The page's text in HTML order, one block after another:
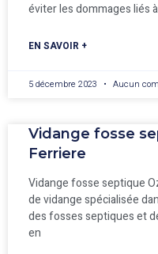
éviter les dommages liés
EN SAVOIR +
5 décembre 2023 Aucun
Vidange fosse
Ferriere
Vidange fosse septique
de vidange spécialisée
des fosses septiques et
en